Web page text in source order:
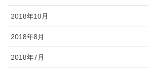
2018年10月
2018年8月
2018年7月